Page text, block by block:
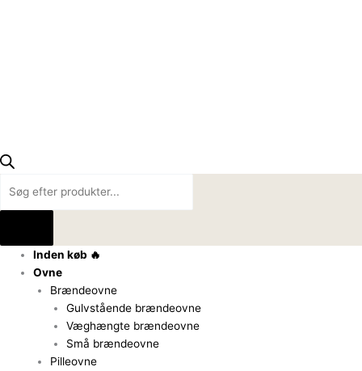
Inden køb 🔥
Ovne
Brændeovne
Gulvstående brændeovne
Væghængte brændeovne
Små brændeovne
Pilleovne